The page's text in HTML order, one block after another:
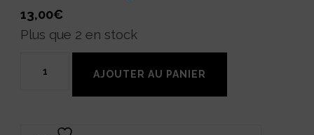
13,00€
Plus que 2 en stock
AJOUTER AU PANIER